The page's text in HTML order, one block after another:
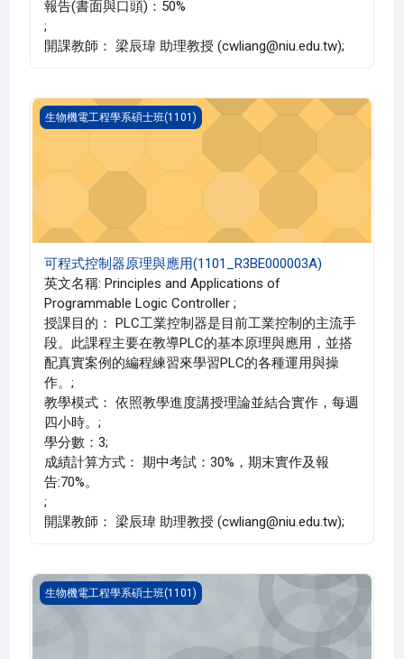
報告(書面與口頭)：50%
;
開課教師： 梁辰瑋 助理教授 (cwliang@niu.edu.tw);
可程式控制器原理與應用(1101_R3BE000003A)
生物機電工程學系碩士班(1101)
可程式控制器原理與應用(1101_R3BE000003A)
英文名稱: Principles and Applications of
Programmable Logic Controller ;
授課目的： PLC工業控制器是目前工業控制的主流手
段。此課程主要在教導PLC的基本原理與應用，並搭
配真實案例的編程練習來學習PLC的各種運用與操
作。;
教學模式： 依照教學進度講授理論並結合實作，每週
四小時。;
學分數：3;
成績計算方式： 期中考試：30%，期末實作及報
告:70%。
;
開課教師： 梁辰瑋 助理教授 (cwliang@niu.edu.tw);
微分方程與線性代數之應用(1101_R3BE010044A)
生物機電工程學系碩士班(1101)